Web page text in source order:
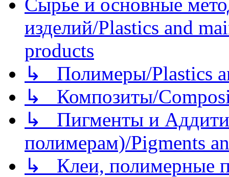
изделий/Plastics and
products
↳ Полимеры/Plastics
↳ Композиты/
↳ Пигменты и
полимерам)/Pigments
↳ Клеи, полимерные